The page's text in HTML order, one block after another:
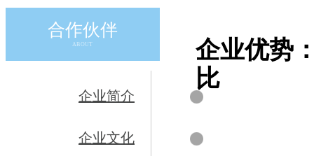
合作伙伴
ABOUT
企业简介
企业文化
企业优势
比